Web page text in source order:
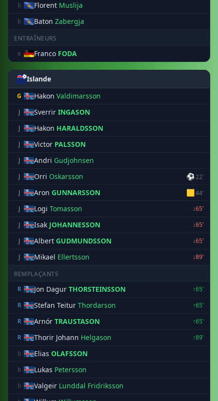
b Florent Muslija
b Baton Zabergja
ENTRAÎNEURS
e
Franco FODA
Islande
G Hakon Valdimarsson
J Sverrir INGASON
J Hakon HARALDSSON
J Victor PALSSON
J Andri Gudjohnsen
J Orri Oskarsson ⚽22'
J
Aron GUNNARSSON 🟨44'
J
Logi Tomasson
↓65'
J
Isak JOHANNESSON
↓65'
J
Albert GUDMUNDSSON
↓65'
J
Mikael Ellertsson ↓89'
REMPLAÇANTS
R
Jon Dagur THORSTEINSSON
↑65'
R
Stefan Teitur Thordarson
↑65'
R
Arnór TRAUSTASON
↑65'
R
Thorir Johann Helgason
↑89'
b
Elias OLAFSSON
b Lukas Petersson
b Valgeir Lunddal Fridriksson